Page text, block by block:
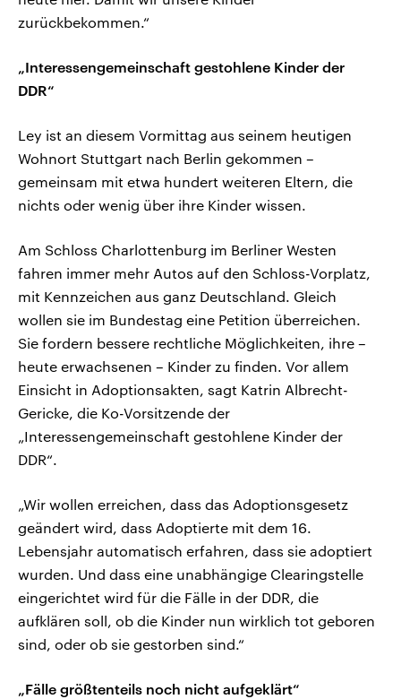
zurückbekommen.“
„Interessengemeinschaft gestohlene Kinder der
DDR“
Ley ist an diesem Vormittag aus seinem heutigen
Wohnort Stuttgart nach Berlin gekommen –
gemeinsam mit etwa hundert weiteren Eltern, die
nichts oder wenig über ihre Kinder wissen.
Am Schloss Charlottenburg im Berliner Westen
fahren immer mehr Autos auf den Schloss-Vorplatz,
mit Kennzeichen aus ganz Deutschland. Gleich
wollen sie im Bundestag eine Petition überreichen.
Sie fordern bessere rechtliche Möglichkeiten, ihre –
heute erwachsenen – Kinder zu finden. Vor allem
Einsicht in Adoptionsakten, sagt Katrin Albrecht-
Gericke, die Ko-Vorsitzende der
„Interessengemeinschaft gestohlene Kinder der
DDR“.
„Wir wollen erreichen, dass das Adoptionsgesetz
geändert wird, dass Adoptierte mit dem 16.
Lebensjahr automatisch erfahren, dass sie adoptiert
wurden. Und dass eine unabhängige Clearingstelle
eingerichtet wird für die Fälle in der DDR, die
aufklären soll, ob die Kinder nun wirklich tot geboren
sind, oder ob sie gestorben sind.“
„Fälle größtenteils noch nicht aufgeklärt“